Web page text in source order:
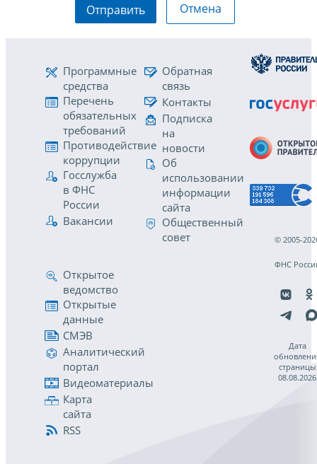
Отправить Отмена
Программные
средства
Перечень
обязательных
требований
Противодействие
коррупции
Госслужба
в ФНС
России
Вакансии
Обратная
связь
Контакты
Подписка
на
новости
Об
использовании
информации
сайта
Общественный
совет
Открытое
ведомство
Открытые
данные
СМЭВ
Аналитический
портал
Видеоматериалы
Карта
сайта
RSS
© 2005-
ФНС
Дата
страницы
08.08.2026